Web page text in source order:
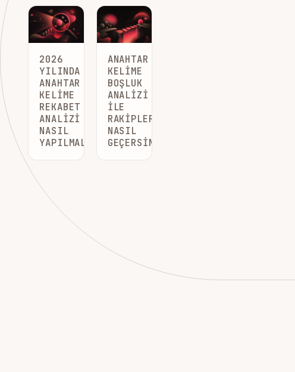
2026
YILINDA
ANAHTAR
KELIME
REKABET
ANALIZI
NASIL
YAPILMALI?
ANAHTAR
KELIME
BOŞLUK
ANALIZI
ILE
RAKIPLERINIZI
NASIL
GEÇERSINIZ?